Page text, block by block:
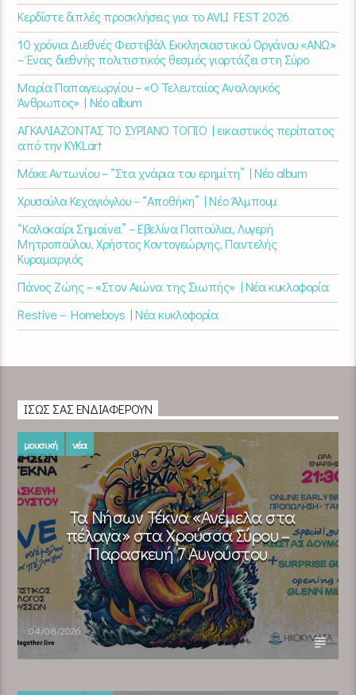
Κερδίστε διπλές προσκλήσεις για το AVLI FEST 2026
10 χρόνια Διεθνές Φεστιβάλ Εκκλησιαστικού Οργάνου «ΑΝΩ»
– Ένας διεθνής πολιτιστικός θεσμός γιορτάζει στη Σύρο​
Μαρία Παπαγεωργίου – «Ο Τελευταίος Αναλογικός
Άνθρωπος» | Νέο album
ΑΓΚΑΛΙΑΖΟΝΤΑΣ ΤΟ ΣΥΡΙΑΝΟ ΤΟΠΙΟ | εικαστικός περίπατος
από την KYKLart
Μάκε Αντωνίου – “Στα χνάρια του ερημίτη” | Νέο album
Χρυσούλα Κεχαγιόγλου – “Αποθήκη” | Νέο Άλμπουμ
“Καλοκαίρι Σημαίνει” – Εβελίνα Παπούλια, Λυγερή
Μητροπούλου, Χρήστος Κοντογεώργης, Παντελής
Κυραμαργιός
Πάνος Ζώης – «Στον Αιώνα της Σιωπής» | Νέα κυκλοφορία
Restive – Homeboys | Νέα κυκλοφορία
ΊΣΩΣ ΣΑΣ ΕΝΔΙΑΦΈΡΟΥΝ
μουσική νέα
Τα Νήσων Τέκνα «Ανέμελα στα
πέλαγα» στα Χρούσσα Σύρου –
Παρασκευή 7 Αυγούστου
04/08/2026